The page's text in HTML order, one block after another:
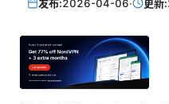
发布:2026-04-06· 更新: